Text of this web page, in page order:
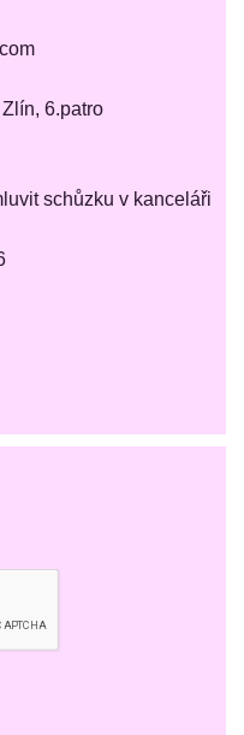
6.patro
schůzku v kanceláři